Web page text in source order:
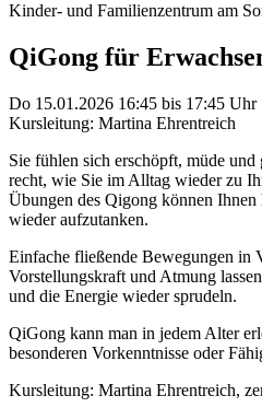
Kinder- und Familienzentrum am
QiGong für
Do 15.01.2026 16:45 bis 17:45 Uhr
Kursleitung: Martina Ehrentreich
Sie fühlen sich erschöpft, müde und
recht, wie Sie im Alltag wieder zu
Übungen des Qigong können Ihnen
wieder aufzutanken.
Einfache fließende Bewegungen in
Vorstellungskraft und Atmung
und die Energie wieder sprudeln.
QiGong kann man in jedem Alter
besonderen Vorkenntnisse oder
Kursleitung: Martina Ehrentreich,